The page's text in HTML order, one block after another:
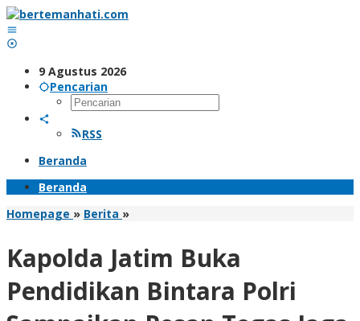
Lewati
ke
konten
9 Agustus 2026
Pencarian
RSS
Beranda
Beranda
Homepage » Berita »Kapolda
Pendidikan
Polri
Sampaikan
Kapolda Jatim Buka
Pendidikan Bintara Polri